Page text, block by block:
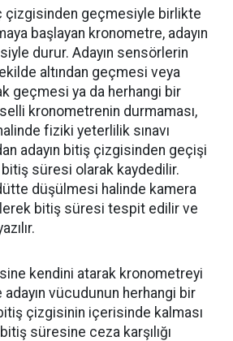
çizgisinden geçmesiyle birlikte
başlayan kronometre, adayın
durur. Adayın sensörlerin
altından geçmesi veya
geçmesi ya da herhangi bir
kronometrenin durmaması,
fiziki yeterlilik sınavı
adayın bitiş çizgisinden geçişi
bitiş süresi olarak kaydedilir.
düşülmesi halinde kamera
bitiş süresi tespit edilir ve
kendini atarak kronometreyi
adayın vücudunun herhangi bir
bitiş çizgisinin içerisinde kalması
süresine ceza karşılığı